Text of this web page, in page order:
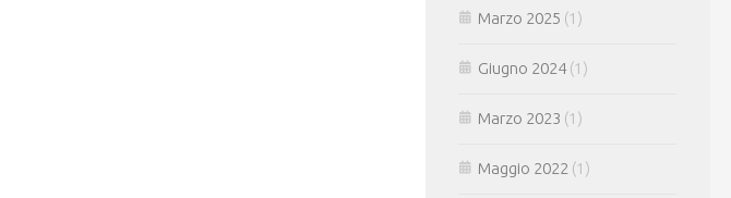
Marzo 2025 (1)
Giugno 2024 (1)
Marzo 2023 (1)
Maggio 2022 (1)